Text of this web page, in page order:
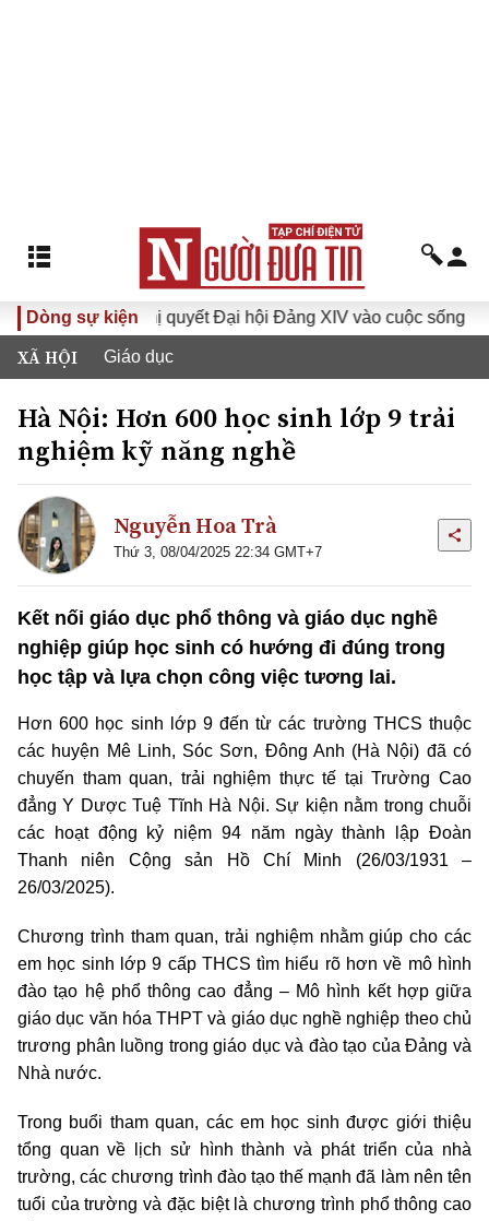
Dòng sự kiện
Đưa Nghị quyết Đại hội Đảng XIV vào cuộc sống
XÃ HỘI Giáo dục
Hà Nội: Hơn 600 học sinh lớp 9 trải
nghiệm kỹ năng nghề
Nguyễn Hoa Trà
Thứ 3, 08/04/2025 22:34 GMT+7
Kết nối giáo dục phổ thông và giáo dục nghề
nghiệp giúp học sinh có hướng đi đúng trong
học tập và lựa chọn công việc tương lai.
Hơn 600 học sinh lớp 9 đến từ các trường THCS thuộc
các huyện Mê Linh, Sóc Sơn, Đông Anh (Hà Nội) đã có
chuyến tham quan, trải nghiệm thực tế tại Trường Cao
đẳng Y Dược Tuệ Tĩnh Hà Nội. Sự kiện nằm trong chuỗi
các hoạt động kỷ niệm 94 năm ngày thành lập Đoàn
Thanh niên Cộng sản Hồ Chí Minh (26/03/1931 –
26/03/2025).
Chương trình tham quan, trải nghiệm nhằm giúp cho các
em học sinh lớp 9 cấp THCS tìm hiểu rõ hơn về mô hình
đào tạo hệ phổ thông cao đẳng – Mô hình kết hợp giữa
giáo dục văn hóa THPT và giáo dục nghề nghiệp theo chủ
trương phân luồng trong giáo dục và đào tạo của Đảng và
Nhà nước.
Trong buổi tham quan, các em học sinh được giới thiệu
tổng quan về lịch sử hình thành và phát triển của nhà
trường, các chương trình đào tạo thế mạnh đã làm nên tên
tuổi của trường và đặc biệt là chương trình phổ thông cao